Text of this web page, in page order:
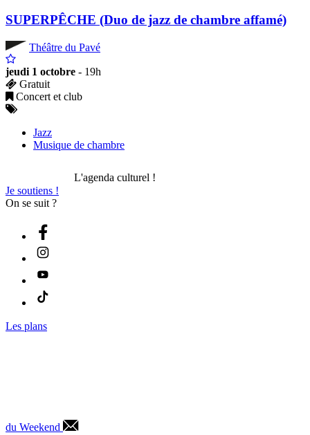
SUPERPÊCHE (Duo de jazz de chambre affamé)
Théâtre du Pavé
jeudi 1 octobre - 19h
Gratuit
Concert et club
Jazz
Musique de chambre
L'agenda culturel !
Je soutiens !
On se suit ?
Les plans
du Weekend